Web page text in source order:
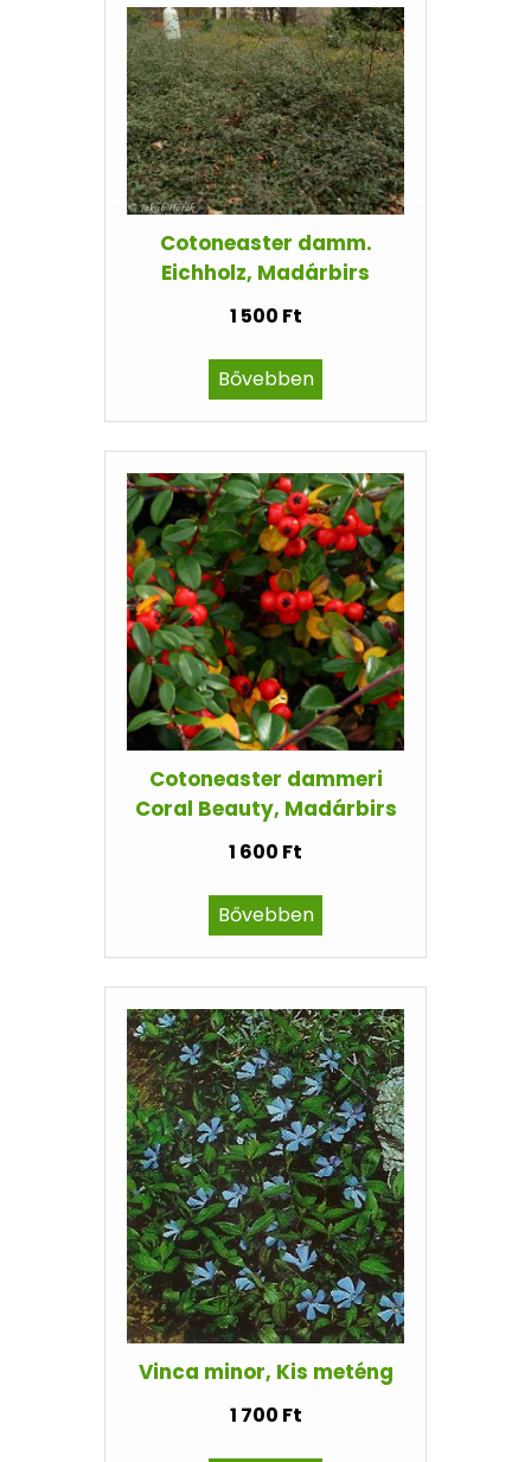
Cotoneaster damm.
Eichholz, Madárbirs
1 500 Ft
Bővebben
Cotoneaster dammeri
Coral Beauty, Madárbirs
1 600 Ft
Bővebben
Vinca minor, Kis meténg
1 700 Ft